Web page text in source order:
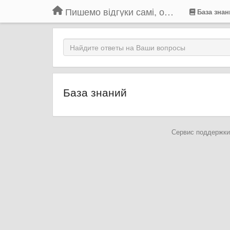
Пишемо відгуки самі, обговорюємо інші ідеї та пропозиції до Громадського Телебачення База
База знаний
Сервис